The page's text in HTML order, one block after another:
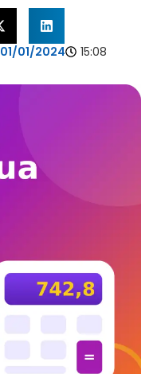
01/01/2024 15:08